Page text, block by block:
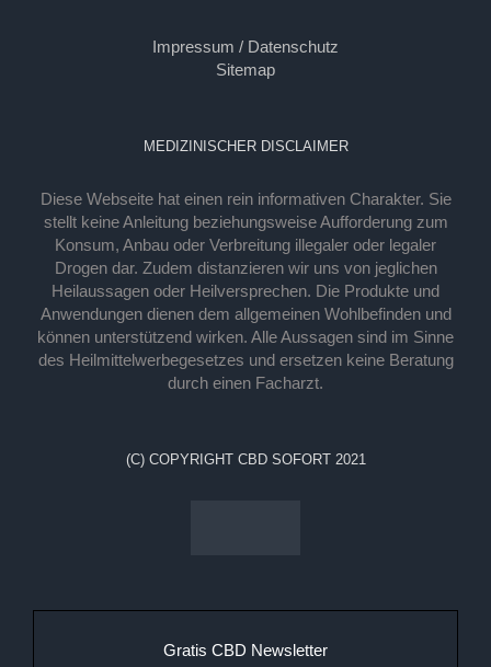
Impressum / Datenschutz
Sitemap
MEDIZINISCHER DISCLAIMER
Diese Webseite hat einen rein informativen Charakter. Sie
stellt keine Anleitung beziehungsweise Aufforderung zum
Konsum, Anbau oder Verbreitung illegaler oder legaler
Drogen dar. Zudem distanzieren wir uns von jeglichen
Heilaussagen oder Heilversprechen. Die Produkte und
Anwendungen dienen dem allgemeinen Wohlbefinden und
können unterstützend wirken. Alle Aussagen sind im Sinne
des Heilmittelwerbegesetzes und ersetzen keine Beratung
durch einen Facharzt.
(C) COPYRIGHT CBD SOFORT 2021
Gratis CBD Newsletter